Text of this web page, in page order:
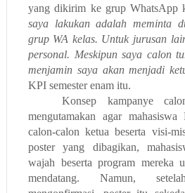
yang dikirim ke grup WhatsApp
saya lakukan adalah meminta
grup WA kelas. Untuk jurusan
personal. Meskipun saya calon
menjamin saya akan menjadi
KPI semester enam itu.
Konsep kampanye
mengutamakan agar
calon-calon ketua beserta visi-
poster yang dibagikan,
wajah beserta program mereka
mendatang. Namun,